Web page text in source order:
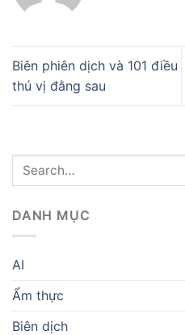
Biên phiên dịch và 101 điều
thú vị đằng sau
DANH MỤC
AI
Ẩm thực
Biên dịch